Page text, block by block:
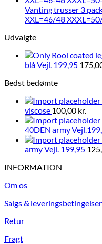
Vanting trusser 3
XXL=46/48
Udvalgte
blå Vejl. 199,95
Bedst bedømte
viscose 100,00 kr.
40DEN army
army Vejl. 199,95
INFORMATION
Om os
Salgs & leveringsbetingelser
Retur
Fragt